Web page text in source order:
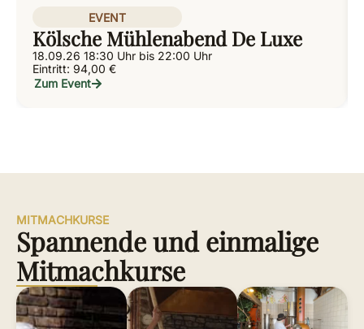
EVENT
Kölsche Mühlenabend De Luxe
18.09.26 18:30 Uhr bis 22:00 Uhr
Eintritt: 94,00 €
Zum Event
MITMACHKURSE
Spannende und einmalige
Mitmachkurse